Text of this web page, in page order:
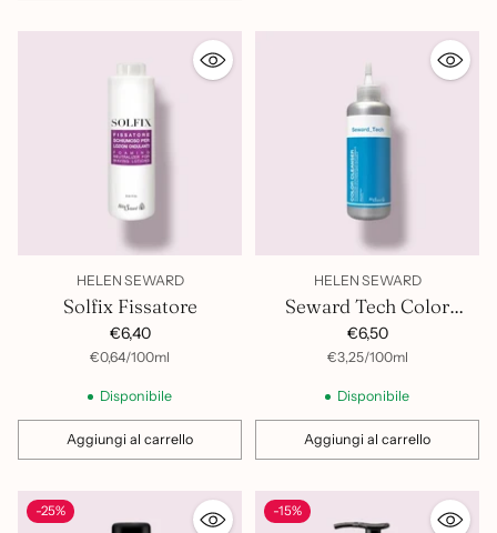
HELEN SEWARD
Solfix Fissatore
€6,40
Prezzo
€0,64/
per 100ml
Disponibile
Aggiungi al carrello
Quantità
HELEN SEWARD
Seward Tech Color
Cleanser
€6,50
Prezzo
€3,25/
per 100ml
Disponibile
Aggiungi al carrello
Quantità
-25% -15%